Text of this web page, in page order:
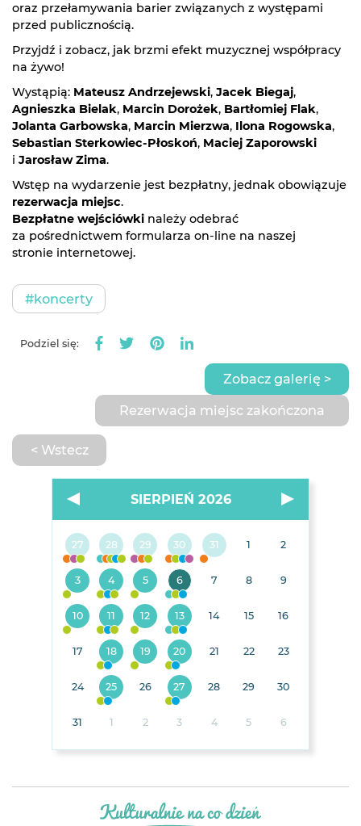
oraz przełamywania barier związanych z występami
przed publicznością.
Przyjdź i zobacz, jak brzmi efekt muzycznej współpracy
na żywo!
Wystąpią: Mateusz Andrzejewski, Jacek Biegaj,
Agnieszka Bielak, Marcin Dorożek, Bartłomiej Flak,
Jolanta Garbowska, Marcin Mierzwa, Ilona Rogowska,
Sebastian Sterkowiec-Płoskoń, Maciej Zaporowski
i Jarosław Zima.
Wstęp na wydarzenie jest bezpłatny, jednak obowiązuje
rezerwacja miejsc.
Bezpłatne wejściówki należy odebrać
za pośrednictwem formularza on-line na naszej
stronie internetowej.
#koncerty
Podziel się:
< Wstecz
Zobacz galerię >
Rezerwacja miejsc zakończona
SIERPIEŃ 2026
27 28 29 30 31 1 2
3 4 5 6 7 8 9
10 11 12 13 14 15 16
17 18 19 20 21 22 23
24 25 26 27 28 29 30
31 1 2 3 4 5 6